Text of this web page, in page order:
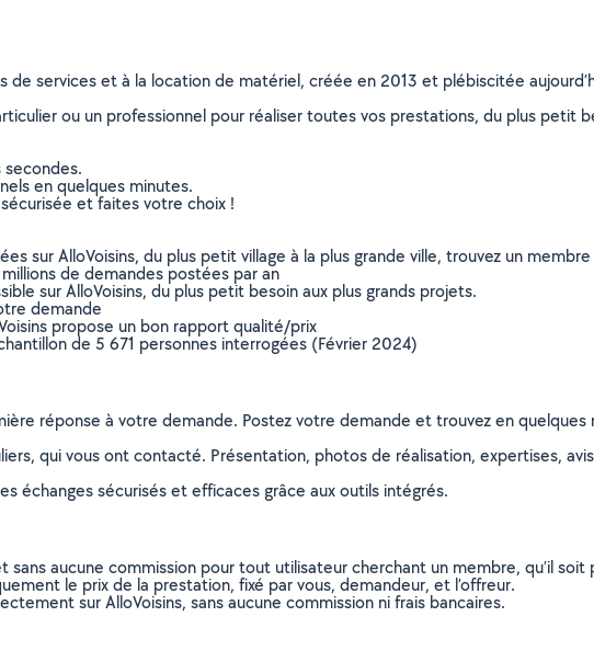
de services et à la location de matériel, créée en 2013 et plébiscitée
ou un professionnel pour réaliser toutes vos prestations, du plus petit
secondes.
en quelques minutes.
et faites votre choix !
sur AlloVoisins, du plus petit village à la plus grande ville, trouvez un
de demandes postées par an
sur AlloVoisins, du plus petit besoin aux plus grands projets.
demande
propose un bon rapport qualité/prix
de 5 671 personnes interrogées (Février 2024)
réponse à votre demande. Postez votre demande et trouvez en
qui vous ont contacté. Présentation, photos de réalisation, expertises,
échanges sécurisés et efficaces grâce aux outils intégrés.
aucune commission pour tout utilisateur cherchant un membre, qu’il
le prix de la prestation, fixé par vous, demandeur, et l’offreur.
sur AlloVoisins, sans aucune commission ni frais bancaires.